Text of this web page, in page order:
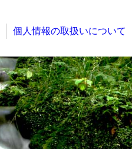
個人情報の取扱いについて